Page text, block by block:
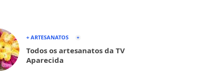
+ ARTESANATOS
Todos os artesanatos da TV
Aparecida